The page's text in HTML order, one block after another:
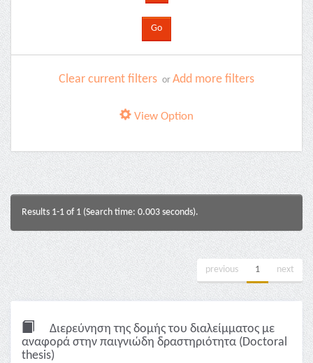
Clear current filters or Add more filters
View Option
Results 1-1 of 1 (Search time: 0.003 seconds).
previous 1 next
Διερεύνηση της δομής του διαλείμματος με
αναφορά στην παιγνιώδη δραστηριότητα (Doctoral
thesis)